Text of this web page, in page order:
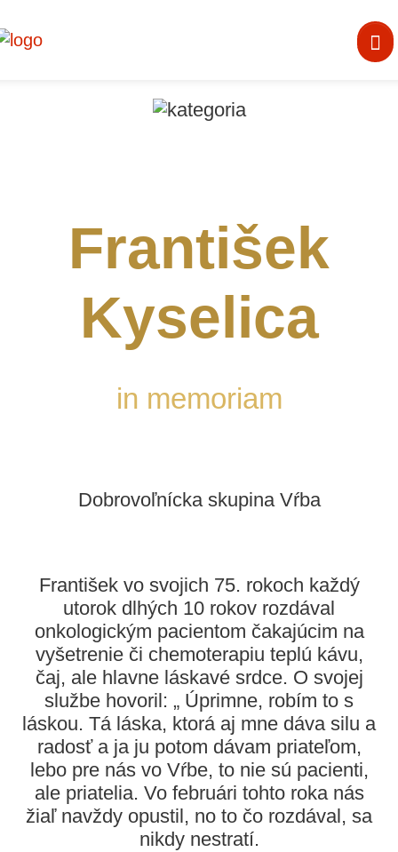
AKTUÁLNE
KRAJSKÉ OCEŇOVANIE
František
Kyselica
in memoriam
Dobrovoľnícka skupina Vŕba
František vo svojich 75. rokoch každý
utorok dlhých 10 rokov rozdával
onkologickým pacientom čakajúcim na
vyšetrenie či chemoterapiu teplú kávu,
čaj, ale hlavne láskavé srdce. O svojej
službe hovoril: „ Úprimne, robím to s
láskou. Tá láska, ktorá aj mne dáva silu a
radosť a ja ju potom dávam priateľom,
lebo pre nás vo Vŕbe, to nie sú pacienti,
ale priatelia. Vo februári tohto roka nás
žiaľ navždy opustil, no to čo rozdával, sa
nikdy nestratí.